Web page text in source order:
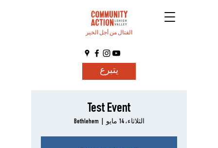
القتال من أجل الخير
يتبرع
Test Event
الثلاثاء، 14 مايو
  |
Bethlehem